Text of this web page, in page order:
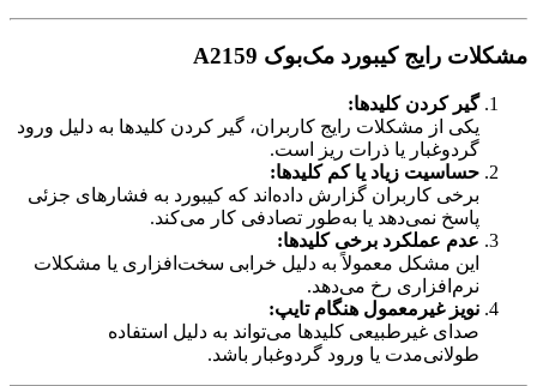
مشکلات رایج کیبورد مک‌بوک A2159
گیر کردن کلیدها:
یکی از مشکلات رایج کاربران، گیر کردن کلیدها به دلیل ورود
گردوغبار یا ذرات ریز است.
حساسیت زیاد یا کم کلیدها:
برخی کاربران گزارش داده‌اند که کیبورد به فشارهای جزئی
پاسخ نمی‌دهد یا به‌طور تصادفی کار می‌کند.
عدم عملکرد برخی کلیدها:
این مشکل معمولاً به دلیل خرابی سخت‌افزاری یا مشکلات
نرم‌افزاری رخ می‌دهد.
نویز غیرمعمول هنگام تایپ:
صدای غیرطبیعی کلیدها می‌تواند به دلیل استفاده
طولانی‌مدت یا ورود گردوغبار باشد.